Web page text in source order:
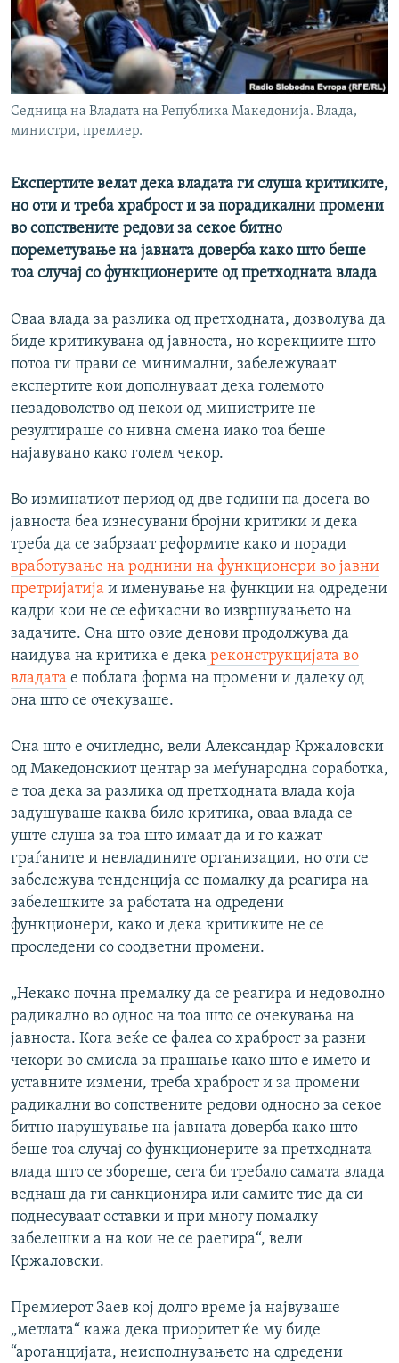
РСЕ веб страници
Седница на Владата на Република Македонија. Влада,
министри, премиер.
Експертите велат дека владата ги слуша критиките,
но оти и треба храброст и за порадикални промени
во сопствените редови за секое битно
пореметување на јавната доверба како што беше
тоа случај со функционерите од претходната влада
Оваа влада за разлика од претходната, дозволува да
биде критикувана од јавноста, но корекциите што
потоа ги прави се минимални, забележуваат
експертите кои дополнуваат дека големото
незадоволство од некои од министрите не
резултираше со нивна смена иако тоа беше
најавувано како голем чекор.
Во изминатиот период од две години па досега во
јавноста беа изнесувани бројни критики и дека
треба да се забрзаат реформите како и поради
вработување на роднини на функционери во јавни
претријатија и именување на функции на одредени
кадри кои не се ефикасни во извршувањето на
задачите. Она што овие денови продолжува да
наидува на критика е дека реконструкцијата во
владата е поблага форма на промени и далеку од
она што се очекуваше.
Она што е очигледно, вели Александар Кржаловски
од Македонскиот центар за меѓународна соработка,
е тоа дека за разлика од претходната влада која
задушуваше каква било критика, оваа влада се
уште слуша за тоа што имаат да и го кажат
граѓаните и невладините организации, но оти се
забележува тенденција се помалку да реагира на
забелешките за работата на одредени
функционери, како и дека критиките не се
проследени со соодветни промени.
„Некако почна премалку да се реагира и недоволно
радикално во однос на тоа што се очекувања на
јавноста. Кога веќе се фалеа со храброст за разни
чекори во смисла за прашање како што е името и
уставните измени, треба храброст и за промени
радикални во сопствените редови односно за секое
битно нарушување на јавната доверба како што
беше тоа случај со функционерите за претходната
влада што се збореше, сега би требало самата влада
веднаш да ги санкционира или самите тие да си
поднесуваат оставки и при многу помалку
забелешки а на кои не се раегира“, вели
Кржаловски.
Премиерот Заев кој долго време ја највуваше
„метлата“ кажа дека приоритет ќе му биде
“ароганцијата, неисполнувањето на одредени